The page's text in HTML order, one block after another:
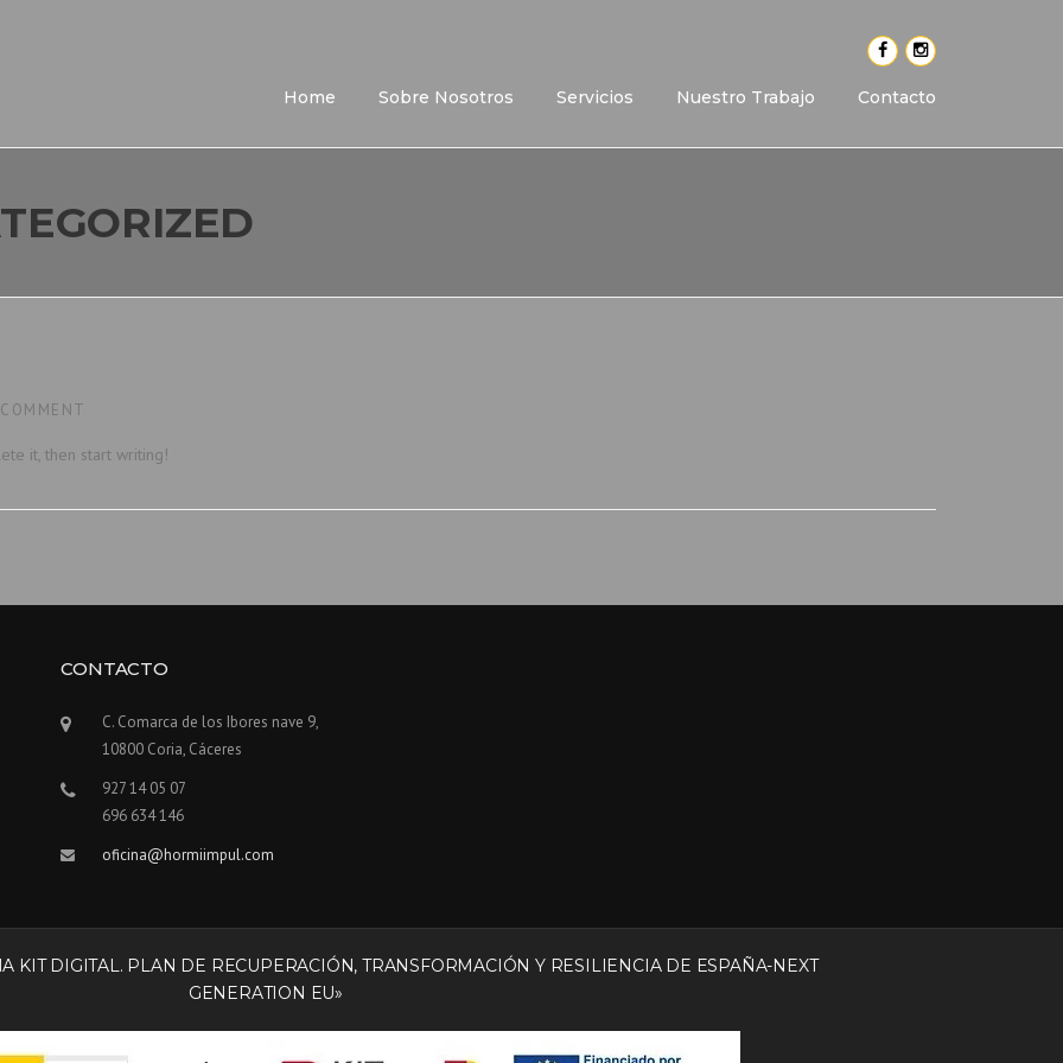
Home
Sobre Nosotros Servicios Nuestro Trabajo Contacto
it, then start writing!
CONTACTO
C. Comarca de los Ibores nave 9,
10800 Coria, Cáceres
927 14 05 07
696 634 146
oficina@hormiimpul.com
KIT DIGITAL. PLAN DE RECUPERACIÓN, TRANSFORMACIÓN Y RESILIENCIA DE ESPAÑA-NEXT
GENERATION EU»